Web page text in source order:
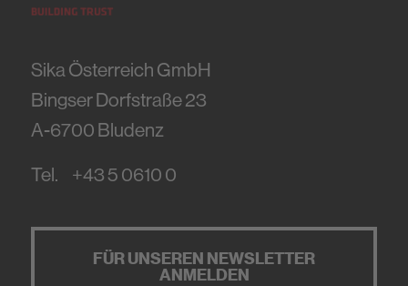
Sika Österreich GmbH
Bingser Dorfstraße 23
A-6700 Bludenz
Tel. +43 5 0610 0
FÜR UNSEREN NEWSLETTER
ANMELDEN